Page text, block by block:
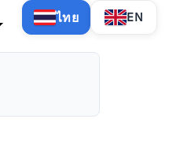
ไทย EN